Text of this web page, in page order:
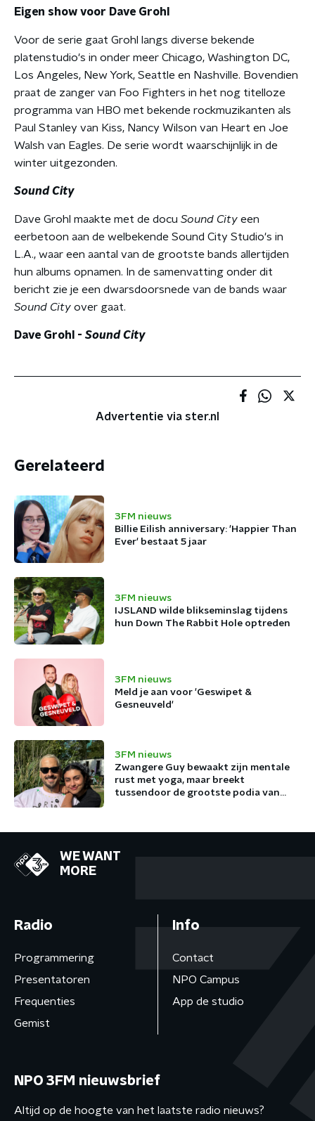
Eigen show voor Dave Grohl
Voor de serie gaat Grohl langs diverse bekende
platenstudio's in onder meer Chicago, Washington DC,
Los Angeles, New York, Seattle en Nashville. Bovendien
praat de zanger van Foo Fighters in het nog titelloze
programma van HBO met bekende rockmuzikanten als
Paul Stanley van Kiss, Nancy Wilson van Heart en Joe
Walsh van Eagles. De serie wordt waarschijnlijk in de
winter uitgezonden.
Sound City
Dave Grohl maakte met de docu Sound City een
eerbetoon aan de welbekende Sound City Studio's in
L.A., waar een aantal van de grootste bands allertijden
hun albums opnamen. In de samenvatting onder dit
bericht zie je een dwarsdoorsnede van de bands waar
Sound City over gaat.
Dave Grohl - Sound City
Advertentie via ster.nl
Gerelateerd
3FM nieuws
Billie Eilish anniversary: 'Happier Than
Ever' bestaat 5 jaar
3FM nieuws
IJSLAND wilde blikseminslag tijdens
hun Down The Rabbit Hole optreden
3FM nieuws
Meld je aan voor 'Geswipet &
Gesneuveld'
3FM nieuws
Zwangere Guy bewaakt zijn mentale
rust met yoga, maar breekt
tussendoor de grootste podia van
WE WANT
MORE
Radio
Programmering
Presentatoren
Frequenties
Gemist
Info
Contact
NPO Campus
App de studio
NPO 3FM nieuwsbrief
Altijd op de hoogte van het laatste radio nieuws?